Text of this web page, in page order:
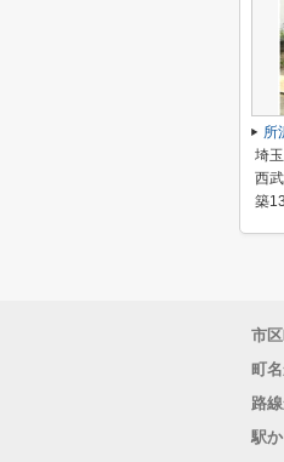
所
埼
西
築
市
町
路
駅